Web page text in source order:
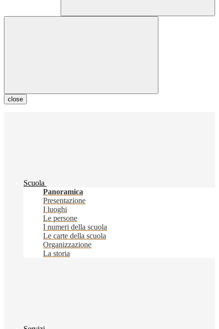
close
Scuola
Panoramica
Presentazione
I luoghi
Le persone
I numeri della scuola
Le carte della scuola
Organizzazione
La storia